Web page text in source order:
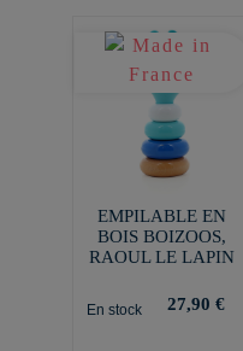
EMPILABLE EN
BOIS BOIZOOS,
RAOUL LE LAPIN
En stock 27,90 €